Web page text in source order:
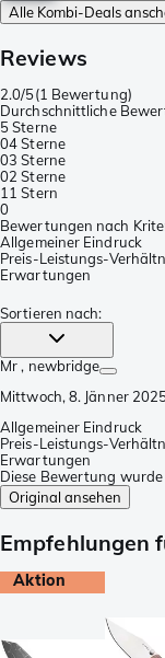
Alle Kombi-Deals
Reviews
2.0/5(1 Bewertung)
Durchschnittliche
5 Sterne
04 Sterne
03 Sterne
02 Sterne
1 1 Stern
0
Bewertungen nach
Allgemeiner Eindruck
Preis-Leistungs-
Erwartungen
Sortieren nach:
Mr , newbridge
Mittwoch, 8. Jänner
Allgemeiner Eindruck
Preis-Leistungs-
Erwartungen
Diese Bewertung
Original ansehen
Empfehlungen
Aktion